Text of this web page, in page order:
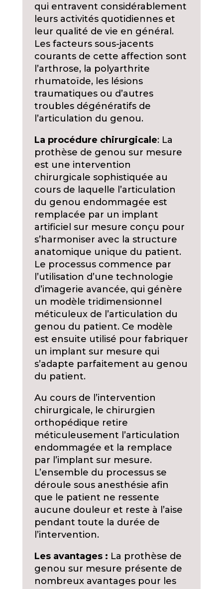
qui entravent considérablement
leurs activités quotidiennes et
leur qualité de vie en général.
Les facteurs sous-jacents
courants de cette affection sont
l’arthrose, la polyarthrite
rhumatoïde, les lésions
traumatiques ou d’autres
troubles dégénératifs de
l’articulation du genou.
La procédure chirurgicale: La
prothèse de genou sur mesure
est une intervention
chirurgicale sophistiquée au
cours de laquelle l’articulation
du genou endommagée est
remplacée par un implant
artificiel sur mesure conçu pour
s’harmoniser avec la structure
anatomique unique du patient.
Le processus commence par
l’utilisation d’une technologie
d’imagerie avancée, qui génère
un modèle tridimensionnel
méticuleux de l’articulation du
genou du patient. Ce modèle
est ensuite utilisé pour fabriquer
un implant sur mesure qui
s’adapte parfaitement au genou
du patient.
Au cours de l’intervention
chirurgicale, le chirurgien
orthopédique retire
méticuleusement l’articulation
endommagée et la remplace
par l’implant sur mesure.
L’ensemble du processus se
déroule sous anesthésie afin
que le patient ne ressente
aucune douleur et reste à l’aise
pendant toute la durée de
l’intervention.
Les avantages : La prothèse de
genou sur mesure présente de
nombreux avantages pour les